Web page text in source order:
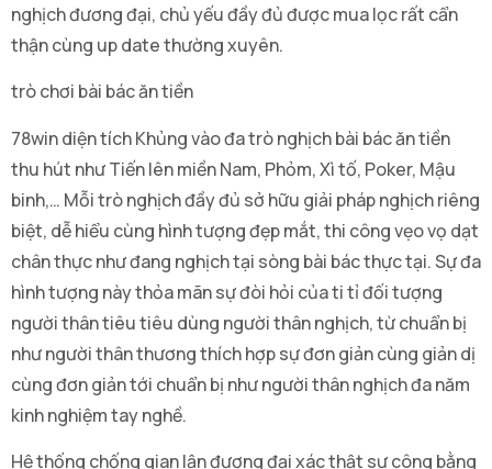
nghịch đương đại, chủ yếu đầy đủ được mua lọc rất cẩn
thận cùng up date thường xuyên.
trò chơi bài bác ăn tiền
78win diện tích Khủng vào đa trò nghịch bài bác ăn tiền
thu hút như Tiến lên miền Nam, Phỏm, Xì tố, Poker, Mậu
binh,… Mỗi trò nghịch đầy đủ sở hữu giải pháp nghịch riêng
biệt, dễ hiểu cùng hình tượng đẹp mắt, thi công vẹo vọ dạt
chân thực như đang nghịch tại sòng bài bác thực tại. Sự đa
hình tượng này thỏa mãn sự đòi hỏi của ti tỉ đối tượng
người thân tiêu tiêu dùng người thân nghịch, từ chuẩn bị
như người thân thương thích hợp sự đơn giản cùng giản dị
cùng đơn giản tới chuẩn bị như người thân nghịch đa năm
kinh nghiệm tay nghề.
Hệ thống chống gian lận đương đại xác thật sự công bằng